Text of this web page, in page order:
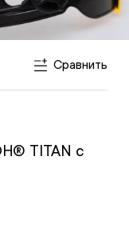
Сравнить
TITAN с